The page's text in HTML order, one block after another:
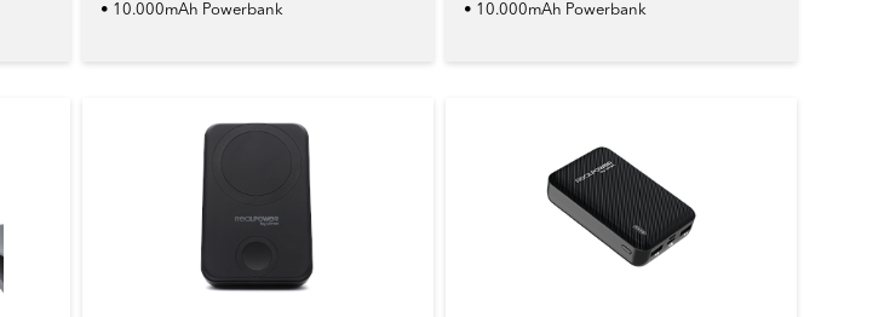
• 10.000mAh Powerbank
• 10.000mAh Powerbank